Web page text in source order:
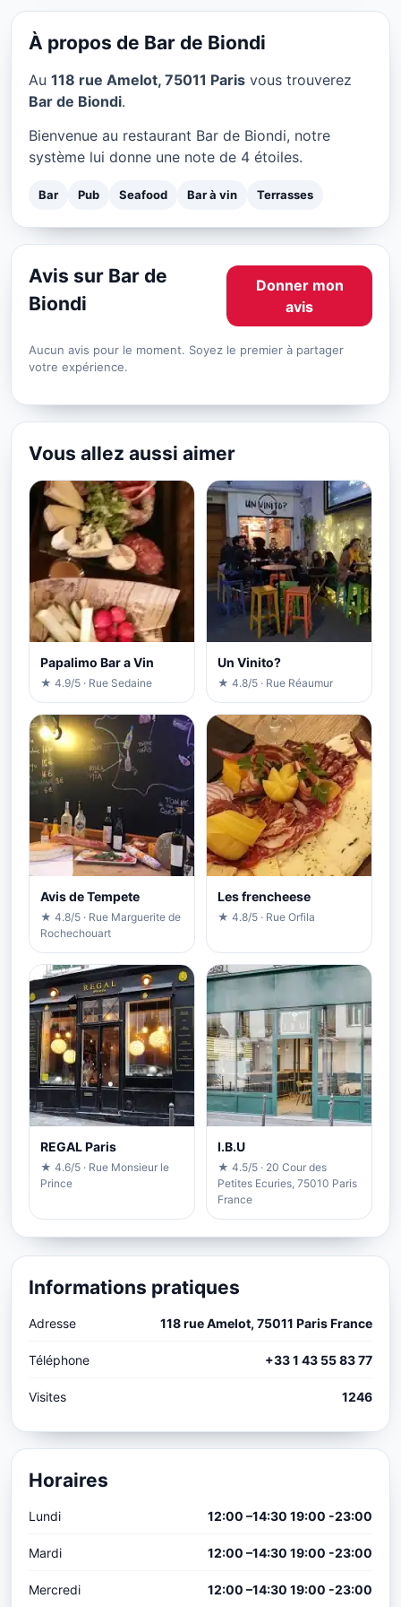
★ 4/5
À propos de Bar de Biondi
Au 118 rue Amelot, 75011 Paris vous trouverez
Bar de Biondi.
Bienvenue au restaurant Bar de Biondi, notre
système lui donne une note de 4 étoiles.
Bar Pub Seafood Bar à vin Terrasses
Avis sur Bar de
Biondi
Donner mon
avis
Aucun avis pour le moment. Soyez le premier à partager
votre expérience.
Vous allez aussi aimer
Papalimo Bar a Vin
★ 4.9/5 · Rue Sedaine
Un Vinito?
★ 4.8/5 · Rue Réaumur
Avis de Tempete
★ 4.8/5 · Rue Marguerite de
Rochechouart
Les frencheese
★ 4.8/5 · Rue Orfila
REGAL Paris
★ 4.6/5 · Rue Monsieur le
Prince
I.B.U
★ 4.5/5 · 20 Cour des
Petites Ecuries, 75010 Paris
France
Informations pratiques
Adresse 118 rue Amelot, 75011 Paris France
Téléphone +33 1 43 55 83 77
Visites 1246
Horaires
Lundi 12:00 –14:30 19:00 -23:00
Mardi 12:00 –14:30 19:00 -23:00
Mercredi 12:00 –14:30 19:00 -23:00